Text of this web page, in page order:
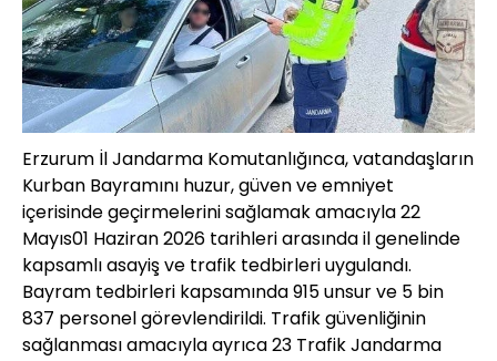
Erzurum İl Jandarma Komutanlığınca, vatandaşların
Kurban Bayramını huzur, güven ve emniyet
içerisinde geçirmelerini sağlamak amacıyla 22
Mayıs01 Haziran 2026 tarihleri arasında il genelinde
kapsamlı asayiş ve trafik tedbirleri uygulandı.
Bayram tedbirleri kapsamında 915 unsur ve 5 bin
837 personel görevlendirildi. Trafik güvenliğinin
sağlanması amacıyla ayrıca 23 Trafik Jandarma